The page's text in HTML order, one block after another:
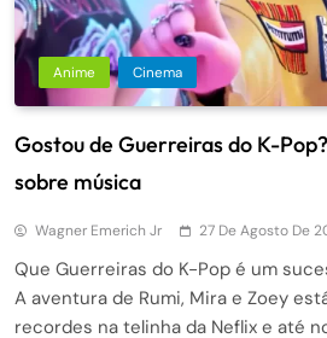
Anime Cinema
Gostou de Guerreiras do K-
sobre música
Wagner Emerich Jr 27 De Agosto De
Que Guerreiras do K-Pop é um
A aventura de Rumi, Mira e Zoey
recordes na telinha da Neflix e até